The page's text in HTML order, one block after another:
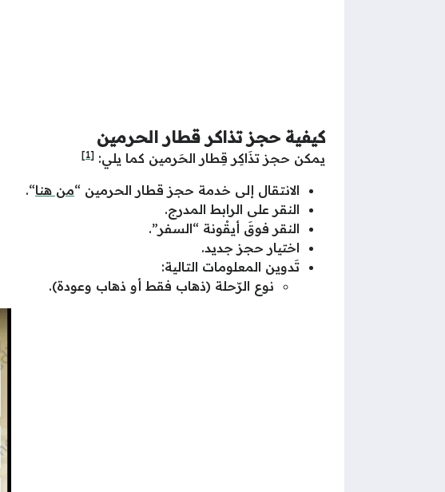
كيفية حجز تذاكر قطار الحرمين
يمكن حجز تذَاكِر قِطار الحَرمين كما يلي: [1]
الانتقال إلى خدمة حجز قطار الحرمين “من هنا“.
النقر على الرابط المدرج.
النقر فوقَ أيقْونة “السفر”.
اختيار حجز جديد.
تَدوين المعلومات التالية:
نوع الرّحلة (ذهاب فقط أو ذهاب وعودة).